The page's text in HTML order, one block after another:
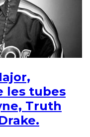
les tubes
Truth